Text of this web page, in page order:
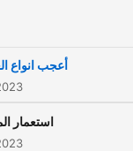
أعجب انواع
استعمار